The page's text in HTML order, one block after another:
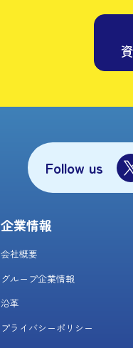
Follow us
企業情報
会社概要
グループ企業情報
沿革
プライバシーポリシー